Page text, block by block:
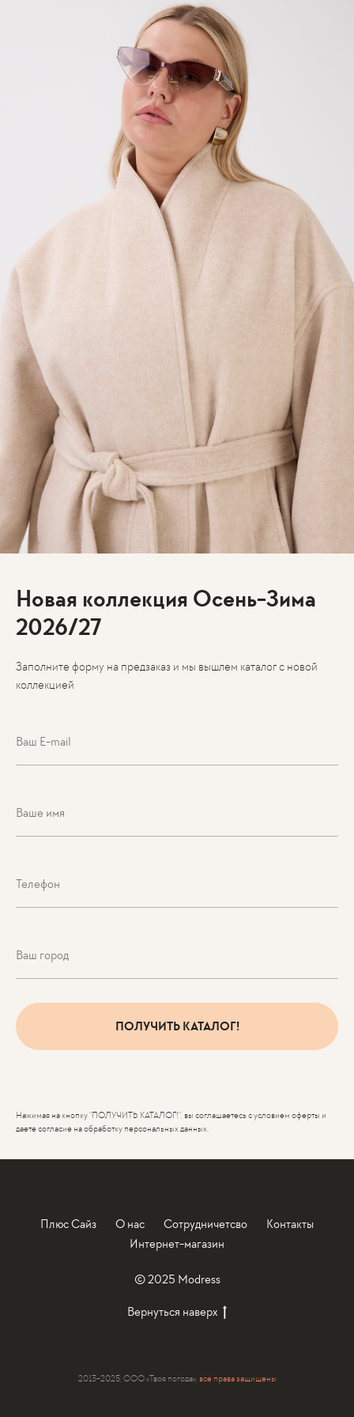
Новая коллекция Осень-Зима
2026/27
Заполните форму на предзаказ и мы вышлем каталог с новой
коллекцией
ПОЛУЧИТЬ КАТАЛОГ!
Нажимая на кнопку "ПОЛУЧИТЬ КАТАЛОГ!", вы соглашаетесь с условием оферты и
даете согласие на обработку персональных данных.
Плюс Сайз О нас Сотрудничетсво
Контакты
Интернет-магазин
© 2025 Modress
Вернуться наверх
2013-2025, ООО «Твоя погода», все права защищены